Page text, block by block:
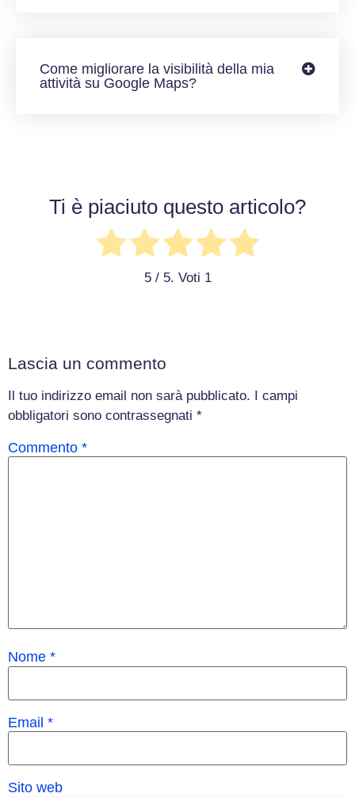
Come migliorare la visibilità della mia
attività su Google Maps?
Ti è piaciuto questo articolo?
5/ 5. Voti 1
Lascia un commento
Il tuo indirizzo email non sarà pubblicato. I campi
obbligatori sono contrassegnati *
Commento *
Nome *
Email *
Sito web